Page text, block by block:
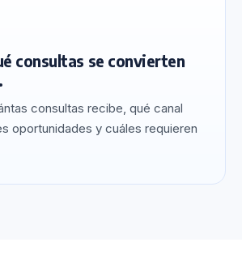
consultas se convierten
consultas recibe, qué canal
oportunidades y cuáles requieren